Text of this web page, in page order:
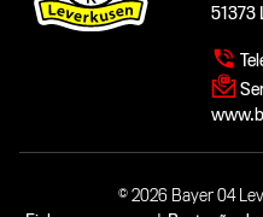
51373
© 2026 Bayer 04